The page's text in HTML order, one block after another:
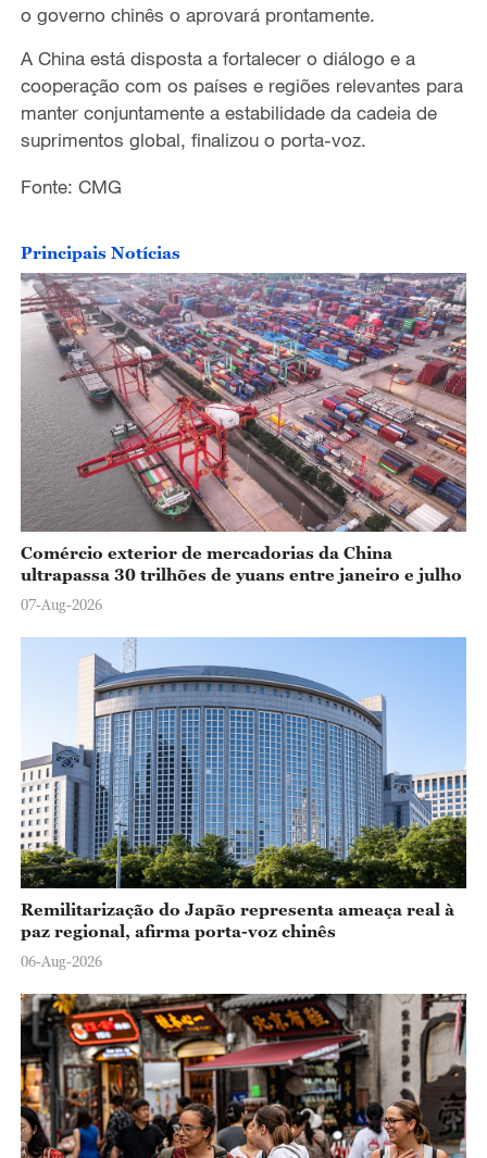
o governo chinês o aprovará prontamente.
A China está disposta a fortalecer o diálogo e a
cooperação com os países e regiões relevantes para
manter conjuntamente a estabilidade da cadeia de
suprimentos global, finalizou o porta-voz.
Fonte: CMG
Principais Notícias
Comércio exterior de mercadorias da China
ultrapassa 30 trilhões de yuans entre janeiro e julho
07-Aug-2026
Remilitarização do Japão representa ameaça real à
paz regional, afirma porta-voz chinês
06-Aug-2026